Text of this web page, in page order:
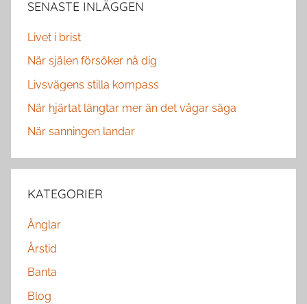
SENASTE INLÄGGEN
Livet i brist
När själen försöker nå dig
Livsvägens stilla kompass
När hjärtat längtar mer än det vågar säga
När sanningen landar
KATEGORIER
Änglar
Årstid
Banta
Blog